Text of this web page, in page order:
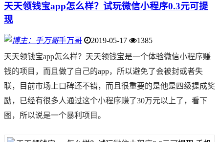
天天领钱宝app怎么样？试玩微信小程序0.3元可提
现
手万哥 2019-05-17
1385
天天领钱宝app怎么样？天天领钱宝是一个体验微信小程序赚
钱的项目，而且做了自己的app，所以避免了会被封或者失
联，目前市场上口碑还不错，而且很重要的是他是四级提成奖
励，已经有很多人通过这个小程序赚了30万元以上了，看下
图，所以说是一个暴利项目。